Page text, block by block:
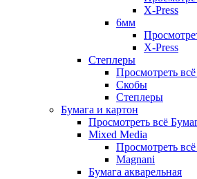
X-Press
6мм
X-Press
Степлеры
Просмотреть
Скобы
Степлеры
Бумага и картон
Просмотреть всё
Mixed Media
Просмотреть
Magnani
Бумага акварельная